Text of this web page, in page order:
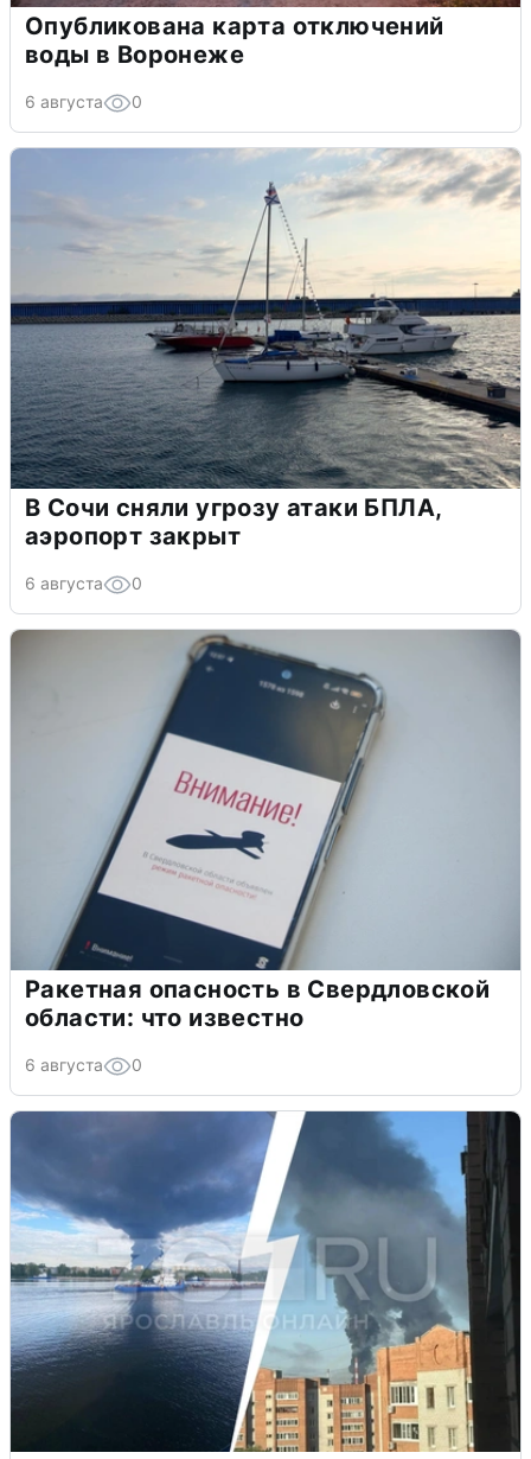
Опубликована карта отключений
воды в Воронеже
6 августа 0
В Сочи сняли угрозу атаки БПЛА,
аэропорт закрыт
6 августа 0
Ракетная опасность в Свердловской
области: что известно
6 августа 0